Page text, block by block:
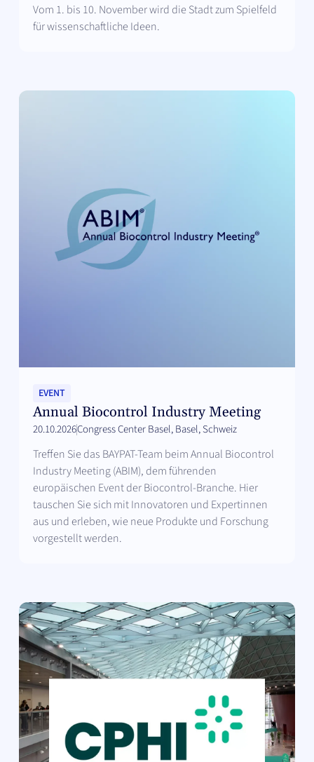
Vom 1. bis 10. November wird die Stadt zum Spielfeld
für wissenschaftliche Ideen.
EVENT
Annual Biocontrol Industry Meeting
20.10.2026Congress Center Basel, Basel, Schweiz
Treffen Sie das BAYPAT-Team beim Annual Biocontrol
Industry Meeting (ABIM), dem führenden
europäischen Event der Biocontrol-Branche. Hier
tauschen Sie sich mit Innovatoren und Expertinnen
aus und erleben, wie neue Produkte und Forschung
vorgestellt werden.